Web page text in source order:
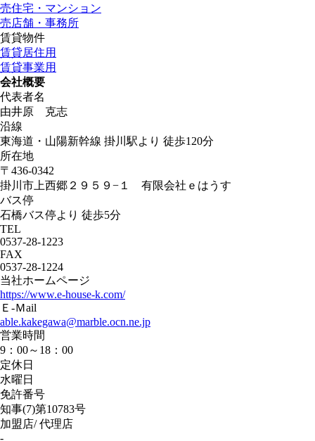
売住宅・マンション
売店舗・事務所
賃貸物件
賃貸居住用
賃貸事業用
会社概要
代表者名
由井原 克志
沿線
東海道・山陽新幹線 掛川駅より 徒歩120分
所在地
〒436-0342
掛川市上西郷２９５９−１ 有限会社ｅはうす
バス停
石橋バス停より 徒歩5分
TEL
0537-28-1223
FAX
0537-28-1224
当社ホームページ
https://www.e-house-k.com/
Ｅ-Ｍail
able.kakegawa@marble.ocn.ne.jp
営業時間
9：00～18：00
定休日
水曜日
免許番号
知事(7)第10783号
加盟店/ 代理店
-